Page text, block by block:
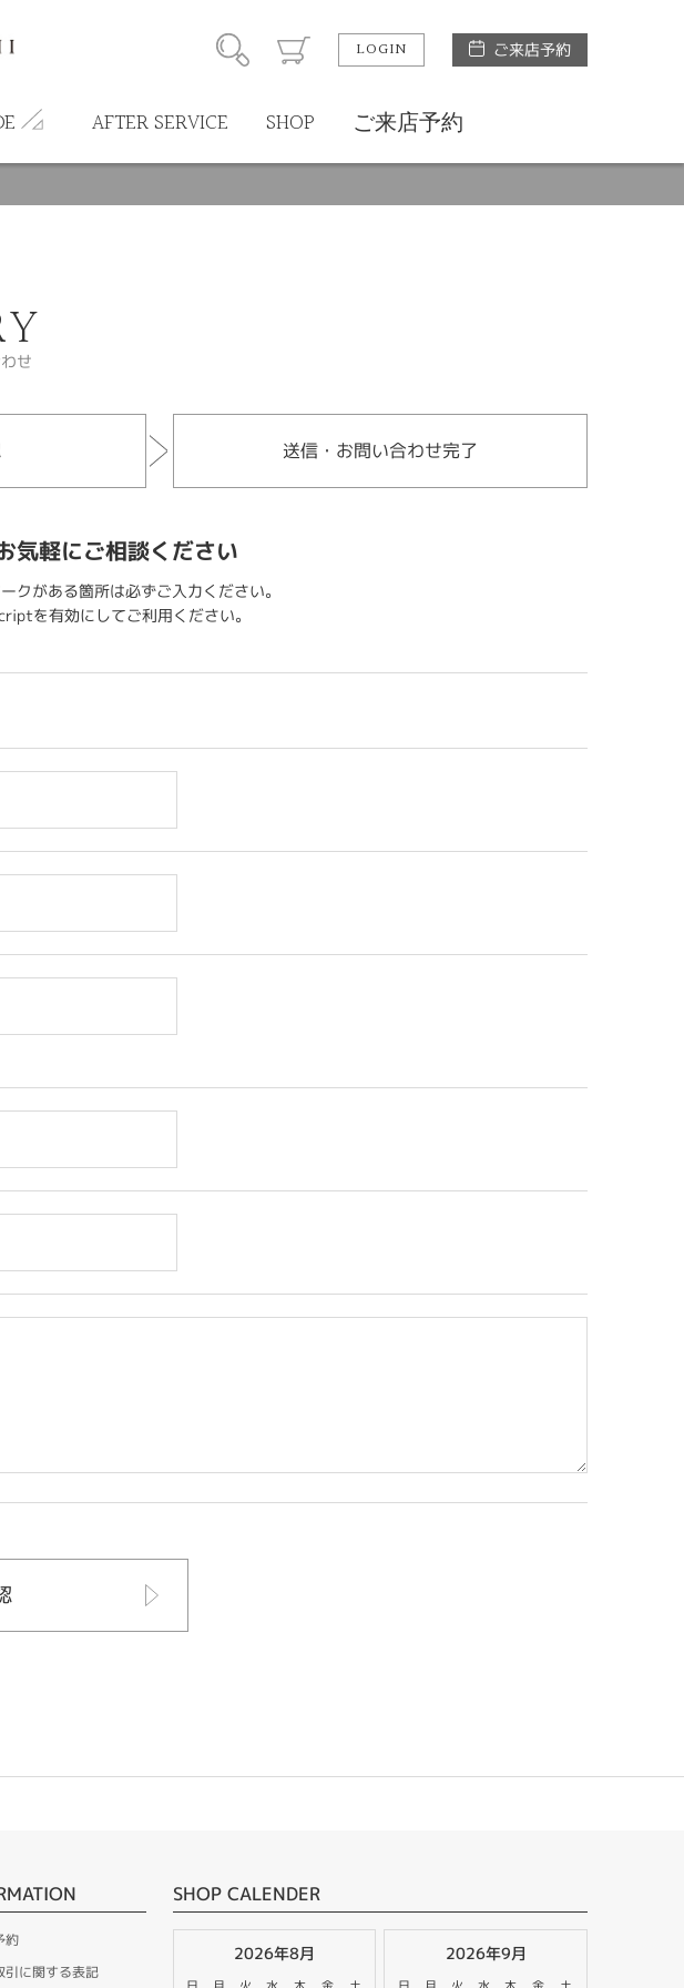
LOGIN ご来店予約
AFTER SERVICE SHOP ご来店予約
せ
送信・お問い合わせ完了
気軽にご相談ください
クがある箇所は必ずご入力ください。
を有効にしてご利用ください。
約
引に関する表記
SHOP CALENDER
2026年8月 2026年9月